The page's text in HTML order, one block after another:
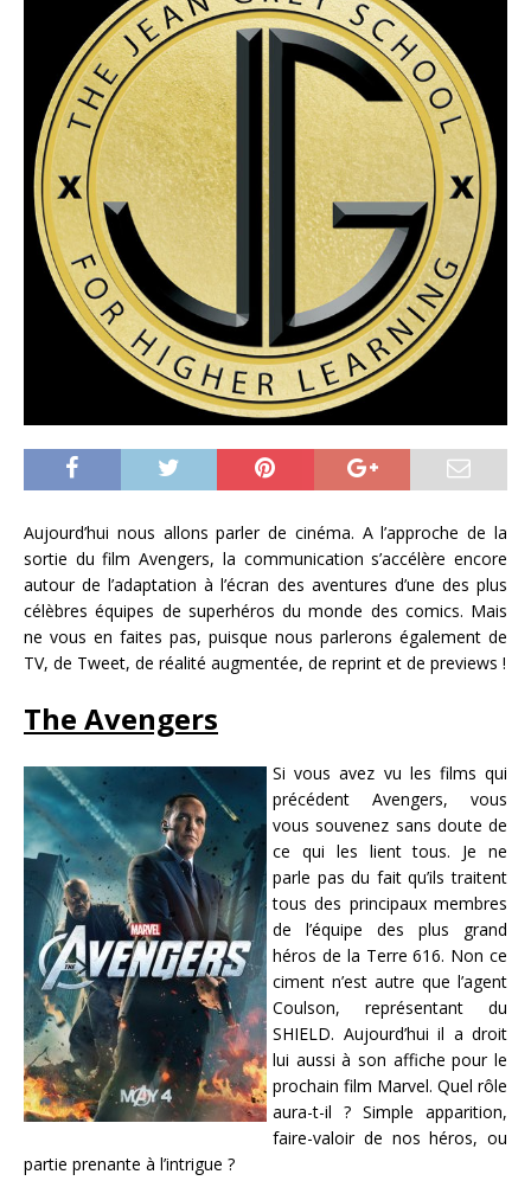
Aujourd’hui nous allons parler de cinéma. A l’approche de la
sortie du film Avengers, la communication s’accélère encore
autour de l’adaptation à l’écran des aventures d’une des plus
célèbres équipes de superhéros du monde des comics. Mais
ne vous en faites pas, puisque nous parlerons également de
TV, de Tweet, de réalité augmentée, de reprint et de previews !
The Avengers
Si vous avez vu les films qui
précédent Avengers, vous
vous souvenez sans doute de
ce qui les lient tous. Je ne
parle pas du fait qu’ils traitent
tous des principaux membres
de l’équipe des plus grand
héros de la Terre 616. Non ce
ciment n’est autre que l’agent
Coulson, représentant du
SHIELD. Aujourd’hui il a droit
lui aussi à son affiche pour le
prochain film Marvel. Quel rôle
aura-t-il ? Simple apparition,
faire-valoir de nos héros, ou
partie prenante à l’intrigue ?